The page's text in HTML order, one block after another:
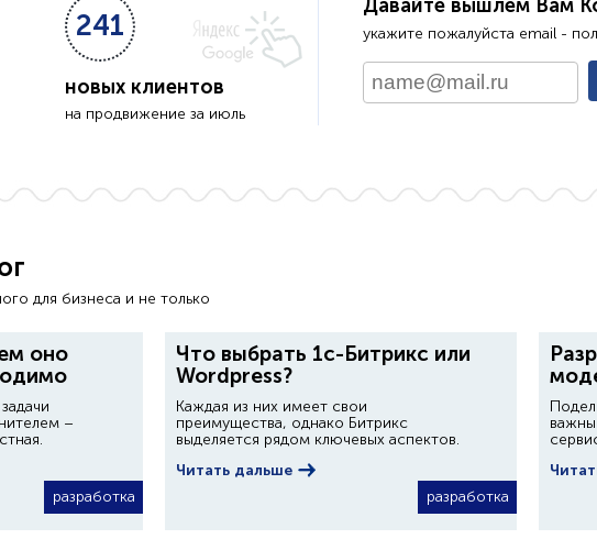
241
новых клиентов
на продвижение за июль
Давайте вышлем Вам
укажите пожалуйста email -
для бизнеса и не только
оно
–
разработка
Что выбрать 1с-Битрикс или
Wordpress?
Каждая из них имеет свои
преимущества, однако Битрикс
выделяется рядом ключевых аспектов.
Читать дальше
разработка